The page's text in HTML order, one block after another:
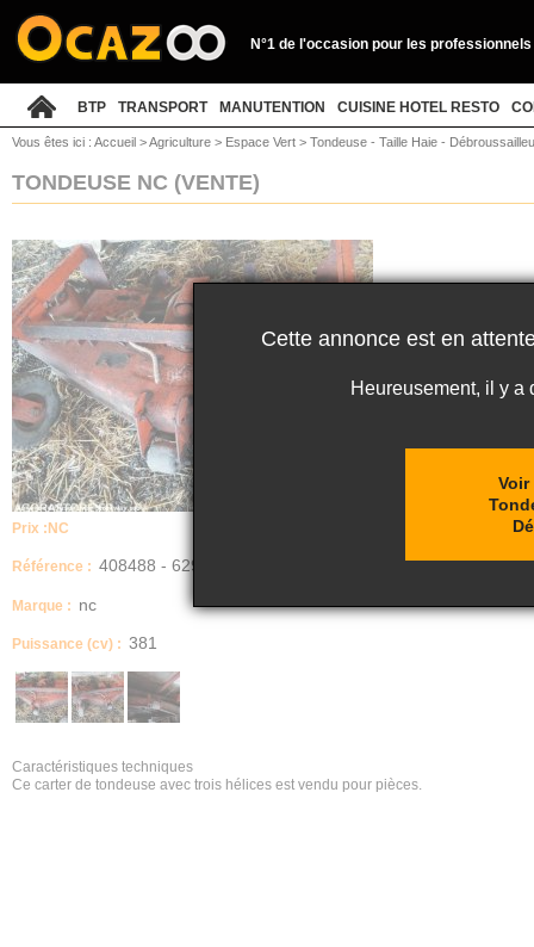
N°1 de l'occasion pour les professionnels
BTP TRANSPORT MANUTENTION CUISINE HOTEL RESTO
Vous êtes ici : Accueil >Agriculture > Espace Vert > Tondeuse - Taille Haie -
TONDEUSE NC (VENTE)
Prix : NC
Référence : 408488 - 629
Marque : nc
Puissance (cv) : 381
Caractéristiques techniques
Ce carter de tondeuse avec trois hélices est vendu pour pièces.
Cette annonce est en
Heureusement, il y a